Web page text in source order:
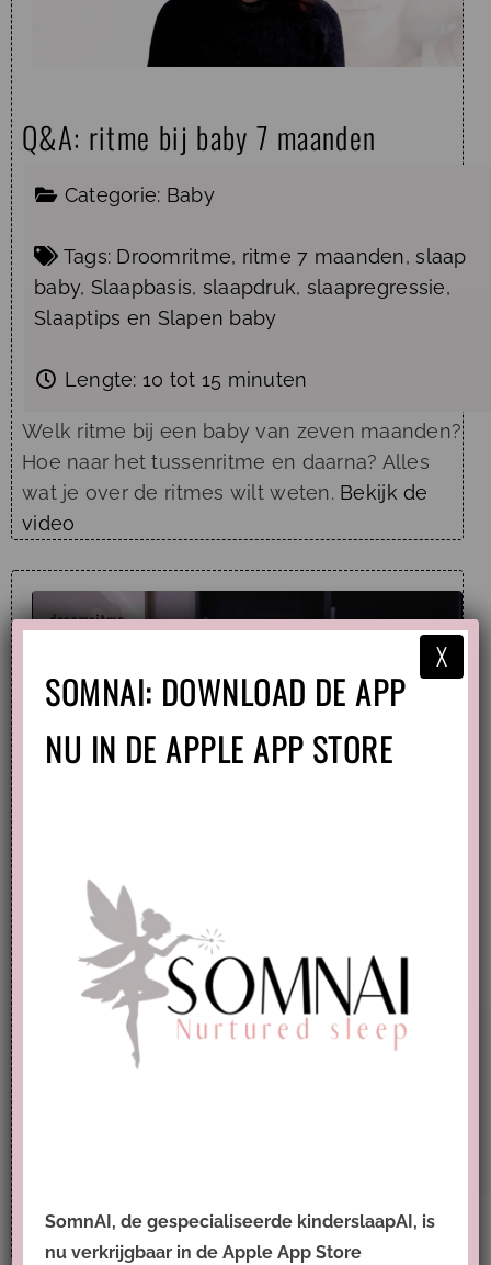
Q&A: ritme bij baby 7 maanden
Categorie: Baby
Tags: Droomritme, ritme 7 maanden,slaap
baby, Slaapbasis, slaapdruk, slaapregressie,
Slaaptips en Slapen baby
Lengte: 10 tot 15 minuten
Welk ritme bij een baby van zeven maanden?
Hoe naar het tussenritme en daarna? Alles
wat je over de ritmes wilt weten. Bekijk de
video
Slaaphack: lekker slapen bij warm
Categorie: Baby , Dreumes enNewborn
Tips om lekker te slapen tijdens het warme
weer.Bekijk de video
SOMNAI: DOWNLOAD DE APP
NU IN DE APPLE APP STORE
SomnAI, de gespecialiseerde kinderslaapAI, is
nu verkrijgbaar in de Apple App Store
X